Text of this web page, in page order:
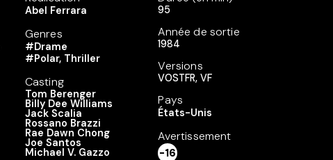
Abel Ferrara
Genres
#Drame
#Polar, Thriller
Casting
Tom Berenger
Billy Dee Williams
Jack Scalia
Rossano Brazzi
Rae Dawn Chong
Joe Santos
Michael V. Gazzo
95
Année de sortie
1984
Versions
VOSTFR, VF
Pays
États-Unis
Avertissement
-16